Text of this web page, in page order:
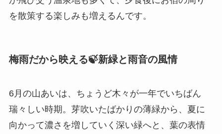
を散策する楽しみも増えるんです。
梅雨だから映える🍃新緑と雨音の風情
6月の山あいは、ちょうど木々が一年でいちばん
瑞々しい時期。芽吹いたばかりの薄緑から、夏に
向かって濃さを増していく深い緑へと、葉の表情